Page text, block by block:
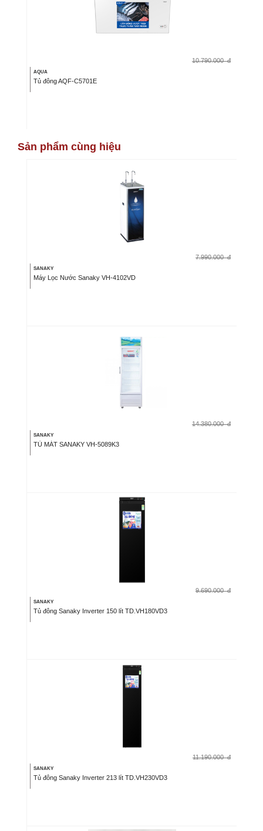
10.790.000 đ
AQUA
Tủ đông AQF-C5701E
Sản phẩm cùng hiệu
7.990.000 đ
SANAKY
Máy Lọc Nước Sanaky VH-4102VD
14.380.000 đ
SANAKY
TỦ MÁT SANAKY VH-5089K3
9.690.000 đ
SANAKY
Tủ đông Sanaky Inverter 150 lít TD.VH180VD3
11.190.000 đ
SANAKY
Tủ đông Sanaky Inverter 213 lít TD.VH230VD3